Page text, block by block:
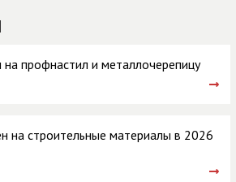
профнастил и металлочерепицу
на строительные материалы в 2026